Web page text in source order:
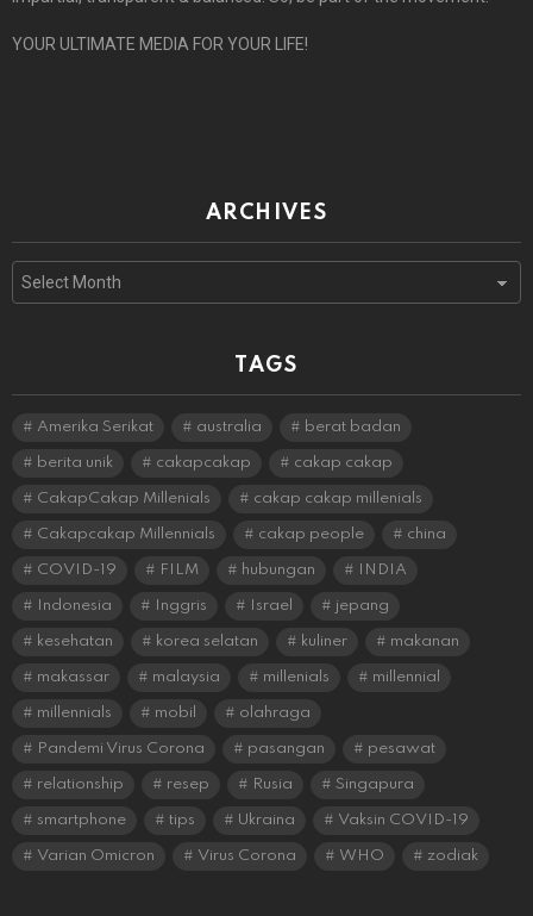
YOUR ULTIMATE MEDIA FOR YOUR LIFE!
ARCHIVES
Archives
TAGS
Amerika Serikat australia berat badan
berita unik cakapcakap cakap cakap
CakapCakap Millenials cakap cakap millenials
Cakapcakap Millennials cakap people china
COVID-19 FILM hubungan INDIA
Indonesia Inggris Israel jepang
kesehatan korea selatan kuliner makanan
makassar malaysia millenials millennial
millennials mobil olahraga
Pandemi Virus Corona pasangan pesawat
relationship resep Rusia Singapura
smartphone tips Ukraina Vaksin COVID-19
Varian Omicron Virus Corona WHO zodiak